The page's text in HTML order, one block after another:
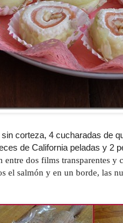
corteza, 4 cucharadas de
de California peladas y 2
entre dos films transparentes
el salmón y en un borde, las